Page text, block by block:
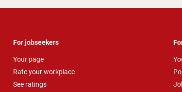
For jobseekers
Your page
Rate your workplace
See ratings